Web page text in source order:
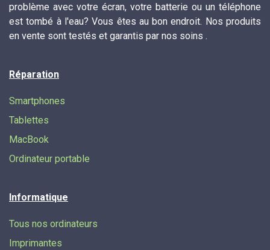
problème avec votre écran, votre batterie ou un téléphone
est tombé à l'eau? Vous êtes au bon endroit. Nos produits
en vente sont testés et garantis par nos soins .
Réparation
Smartphones
Tablettes
MacBook
Ordinateur portable
Informatique
Tous nos ordinateurs
Imprimantes